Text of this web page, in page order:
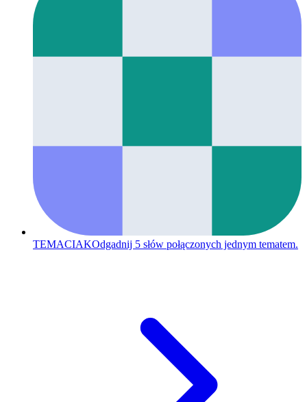
TEMACIAKOdgadnij 5 słów połączonych jednym tematem.